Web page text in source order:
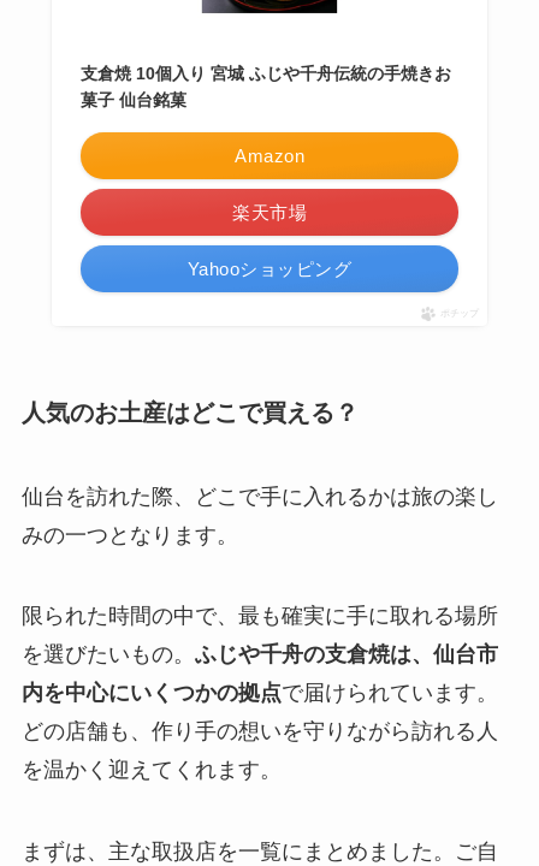
支倉焼 10個入り 宮城 ふじや千舟伝統の手焼きお
菓子 仙台銘菓
Amazon
楽天市場
Yahooショッピング
ポチップ
人気のお土産はどこで買える？
仙台を訪れた際、どこで手に入れるかは旅の楽し
みの一つとなります。
限られた時間の中で、最も確実に手に取れる場所
を選びたいもの。 ふじや千舟の支倉焼は、仙台市
内を中心にいくつかの拠点で届けられています。
どの店舗も、作り手の想いを守りながら訪れる人
を温かく迎えてくれます。
まずは、主な取扱店を一覧にまとめました。ご自